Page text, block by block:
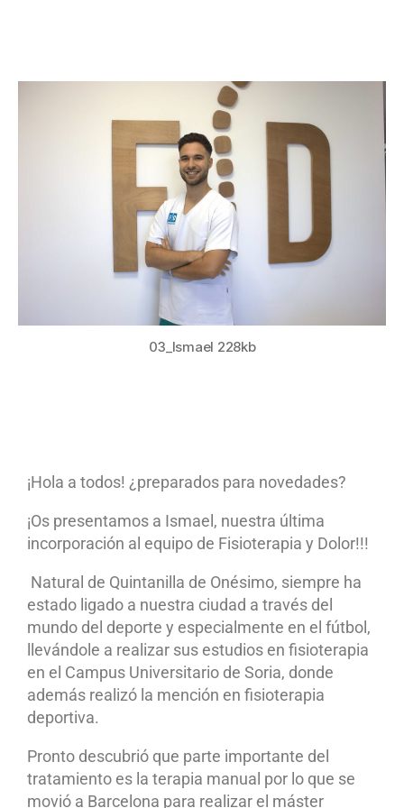
03_Ismael 228kb
¡Hola a todos! ¿preparados para novedades?
¡Os presentamos a Ismael, nuestra última
incorporación al equipo de Fisioterapia y Dolor!!!
Natural de Quintanilla de Onésimo, siempre ha
estado ligado a nuestra ciudad a través del
mundo del deporte y especialmente en el fútbol,
llevándole a realizar sus estudios en fisioterapia
en el Campus Universitario de Soria, donde
además realizó la mención en fisioterapia
deportiva.
Pronto descubrió que parte importante del
tratamiento es la terapia manual por lo que se
movió a Barcelona para realizar el máster